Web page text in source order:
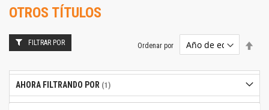
OTROS TÍTULOS
Ordenar por
FILTRAR POR
AHORA FILTRANDO POR